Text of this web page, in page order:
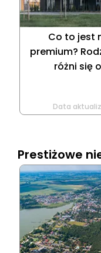
Co to jest
premium?
różni się
Data
Prestiżowe